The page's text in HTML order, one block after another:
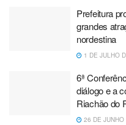
Prefeitura
grandes
nordestina
1 DE JULHO
6ª
diálogo e a
Riachão do
26 DE